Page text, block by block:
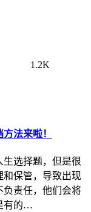
1.2K
法来啦！
生选择题，但是很
和保管，导致出现
负责任，他们会将
有的…